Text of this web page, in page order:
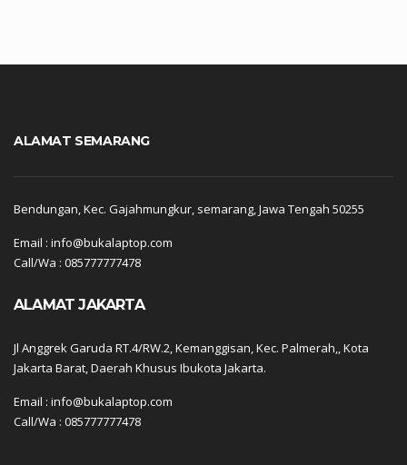
ALAMAT SEMARANG
Bendungan, Kec. Gajahmungkur, semarang, Jawa Tengah 50255
Email : info@bukalaptop.com
Call/Wa : 085777777478
ALAMAT JAKARTA
Jl Anggrek Garuda RT.4/RW.2, Kemanggisan, Kec. Palmerah,, Kota
Jakarta Barat, Daerah Khusus Ibukota Jakarta.
Email : info@bukalaptop.com
Call/Wa : 085777777478